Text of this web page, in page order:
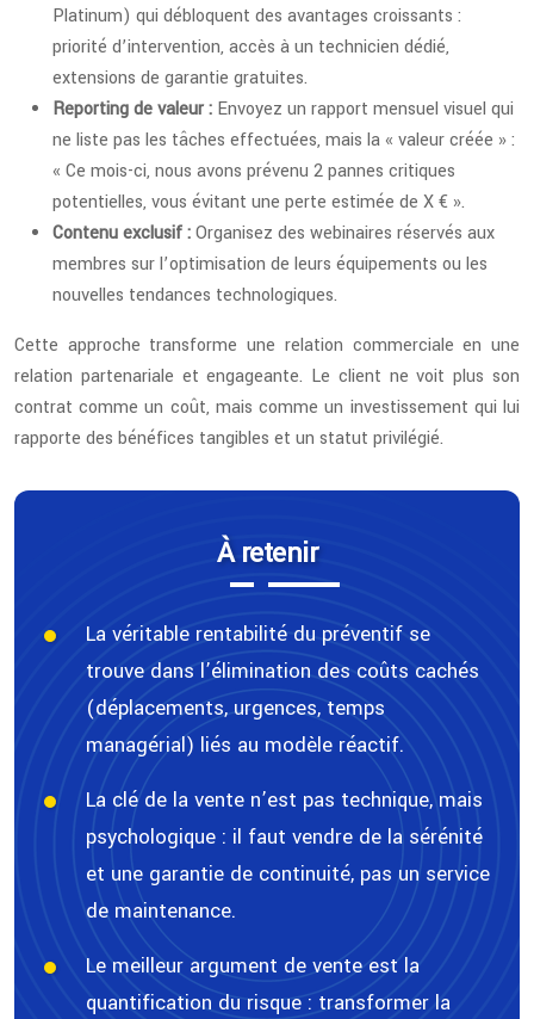
Platinum) qui débloquent des avantages croissants :
priorité d’intervention, accès à un technicien dédié,
extensions de garantie gratuites.
Reporting de valeur : Envoyez un rapport mensuel visuel qui
ne liste pas les tâches effectuées, mais la « valeur créée » :
« Ce mois-ci, nous avons prévenu 2 pannes critiques
potentielles, vous évitant une perte estimée de X € ».
Contenu exclusif :Organisez des webinaires réservés aux
membres sur l’optimisation de leurs équipements ou les
nouvelles tendances technologiques.
Cette approche transforme une relation commerciale en une
relation partenariale et engageante. Le client ne voit plus son
contrat comme un coût, mais comme un investissement qui lui
rapporte des bénéfices tangibles et un statut privilégié.
À retenir
La véritable rentabilité du préventif se
trouve dans l’élimination des coûts cachés
(déplacements, urgences, temps
managérial) liés au modèle réactif.
La clé de la vente n’est pas technique, mais
psychologique : il faut vendre de la sérénité
et une garantie de continuité, pas un service
de maintenance.
Le meilleur argument de vente est la
quantification du risque : transformer la